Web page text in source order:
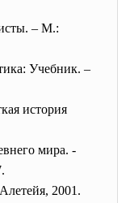
– М.:
Учебник. –
история
мира. -
2001.